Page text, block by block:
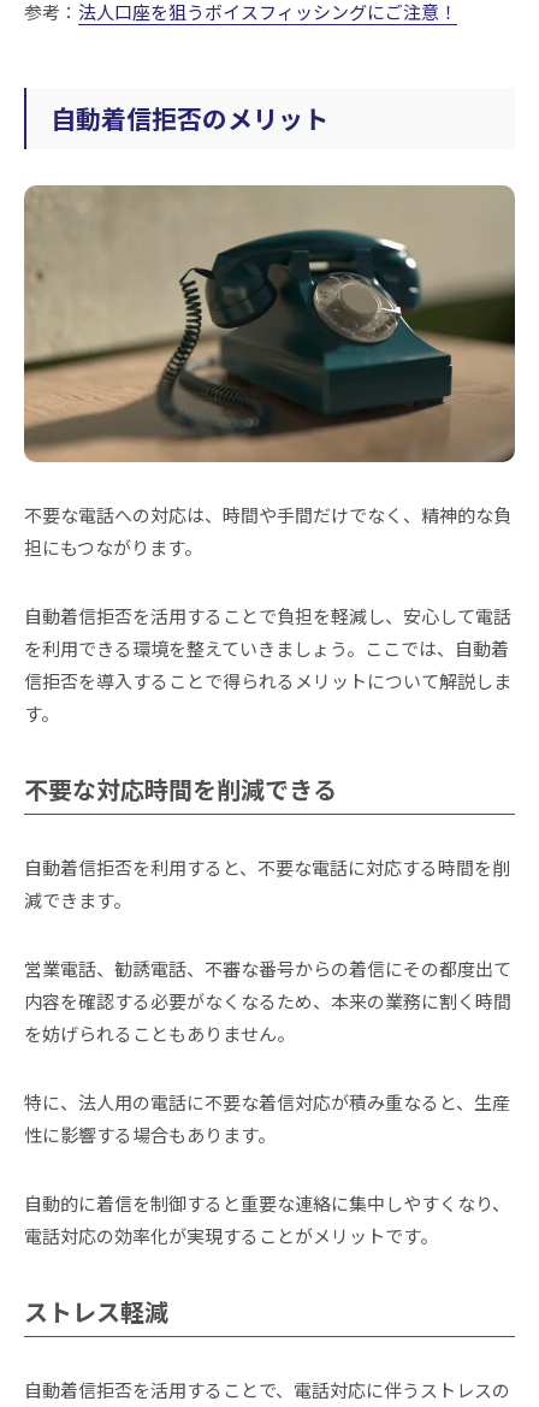
参考： 法人口座を狙うボイスフィッシングにご注意！
自動着信拒否のメリット
不要な電話への対応は、時間や手間だけでなく、精神的な負
担にもつながります。
自動着信拒否を活用することで負担を軽減し、安心して電話
を利用できる環境を整えていきましょう。ここでは、自動着
信拒否を導入することで得られるメリットについて解説しま
す。
不要な対応時間を削減できる
自動着信拒否を利用すると、不要な電話に対応する時間を削
減できます。
営業電話、勧誘電話、不審な番号からの着信にその都度出て
内容を確認する必要がなくなるため、本来の業務に割く時間
を妨げられることもありません。
特に、法人用の電話に不要な着信対応が積み重なると、生産
性に影響する場合もあります。
自動的に着信を制御すると重要な連絡に集中しやすくなり、
電話対応の効率化が実現することがメリットです。
ストレス軽減
自動着信拒否を活用することで、電話対応に伴うストレスの